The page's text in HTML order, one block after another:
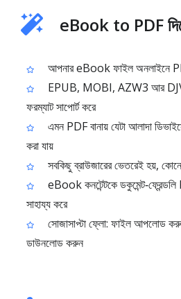
eBook to PDF
আপনার eBook ফাইল অনলাইনে
EPUB, MOBI, AZW3 আর
ফরম্যাট সাপোর্ট করে
এমন PDF বানায় যেটা আলাদা
করা যায়
সবকিছু ব্রাউজারের ভেতরেই হয়,
eBook কনটেন্টকে
সাহায্য করে
সোজাসাপ্টা ফ্লো: ফাইল আপলোড
ডাউনলোড করুন